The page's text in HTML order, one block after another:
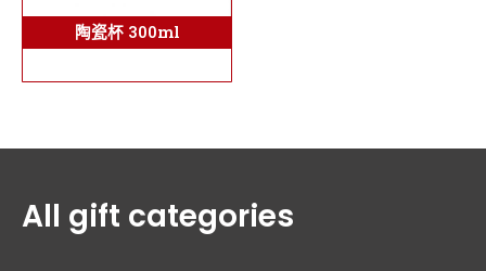
陶瓷杯 300ml
All gift categories